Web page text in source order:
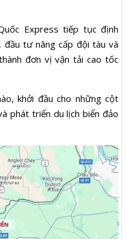
Express tiếp tục định
tư nâng cấp đội tàu và
đơn vị vận tải cao tốc
khởi đầu cho những cột
phát triển du lịch biển đảo